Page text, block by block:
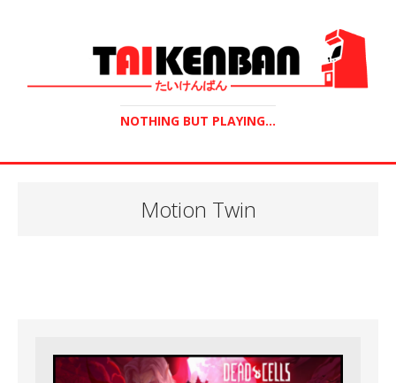
NOTHING BUT PLAYING...
Motion Twin